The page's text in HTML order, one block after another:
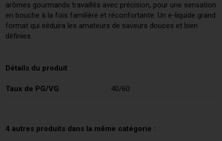
arômes gourmands travaillés avec précision, pour une sensation
en bouche à la fois familière et réconfortante. Un e-liquide grand
format qui séduira les amateurs de saveurs douces et bien
définies.
Détails du produit
Taux de PG/VG 40/60
4 autres produits dans la même catégorie :